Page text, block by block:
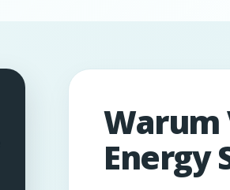
Warum
Energy